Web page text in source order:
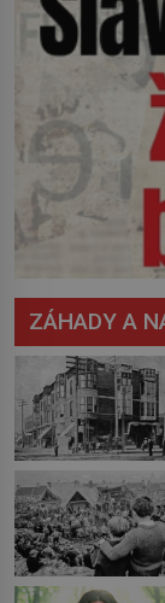
ZÁHADY A